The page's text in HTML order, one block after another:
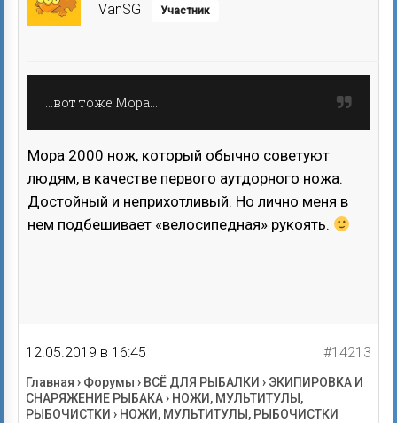
VanSG Участник
…вот тоже Мора…
Мора 2000 нож, который обычно советуют
людям, в качестве первого аутдорного ножа.
Достойный и неприхотливый. Но лично меня в
нем подбешивает «велосипедная» рукоять.
12.05.2019 в 16:45 #14213
Главная › Форумы › ВСЁ ДЛЯ РЫБАЛКИ › ЭКИПИРОВКА И
СНАРЯЖЕНИЕ РЫБАКА› НОЖИ, МУЛЬТИТУЛЫ,
РЫБОЧИСТКИ › НОЖИ, МУЛЬТИТУЛЫ, РЫБОЧИСТКИ